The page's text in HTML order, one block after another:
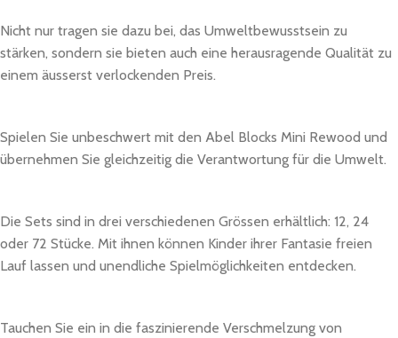
Nicht nur tragen sie dazu bei, das Umweltbewusstsein zu
stärken, sondern sie bieten auch eine herausragende Qualität zu
einem äusserst verlockenden Preis.
Spielen Sie unbeschwert mit den Abel Blocks Mini Rewood und
übernehmen Sie gleichzeitig die Verantwortung für die Umwelt.
Die Sets sind in drei verschiedenen Grössen erhältlich: 12, 24
oder 72 Stücke. Mit ihnen können Kinder ihrer Fantasie freien
Lauf lassen und unendliche Spielmöglichkeiten entdecken.
Tauchen Sie ein in die faszinierende Verschmelzung von